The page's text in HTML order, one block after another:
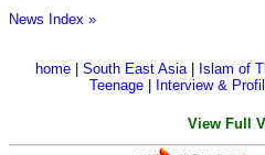
News Index »
home| South East Asia| Islam of
Teenage
Interview &
View Full